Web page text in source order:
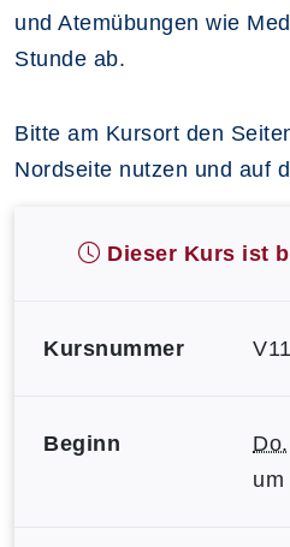
und Atemübungen wie
Stunde ab.
Bitte am Kursort den
Nordseite nutzen und auf
Dieser Kurs ist
Kursnummer
Beginn Do.
um